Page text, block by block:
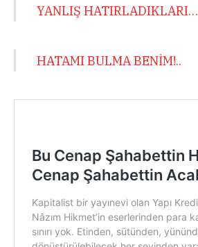
YANLIŞ HATIRLADIKLARI…
HATAMI BULMA BENİM!..